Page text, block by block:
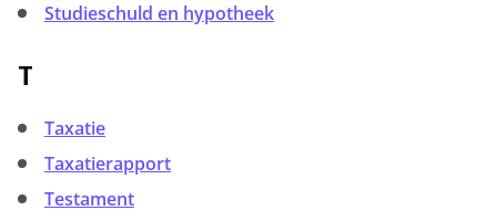
Studieschuld en hypotheek
T
Taxatie
Taxatierapport
Testament